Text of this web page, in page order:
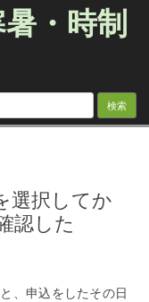
・時制
content
選択してか
認した
、申込をしたその日